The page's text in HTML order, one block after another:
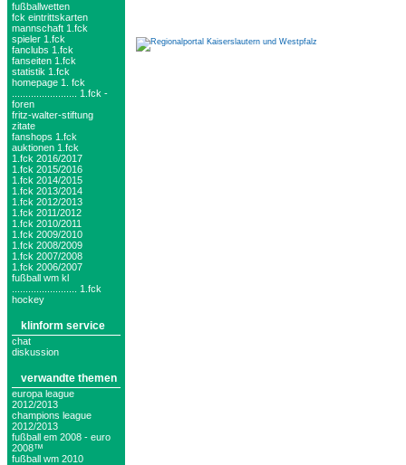
fußballwetten
fck eintrittskarten
mannschaft 1.fck
spieler 1.fck
fanclubs 1.fck
fanseiten 1.fck
statistik 1.fck
homepage 1. fck
........................ 1.fck -
foren
fritz-walter-stiftung
zitate
fanshops 1.fck
auktionen 1.fck
1.fck 2016/2017
1.fck 2015/2016
1.fck 2014/2015
1.fck 2013/2014
1.fck 2012/2013
1.fck 2011/2012
1.fck 2010/2011
1.fck 2009/2010
1.fck 2008/2009
1.fck 2007/2008
1.fck 2006/2007
fußball wm kl
........................ 1.fck
hockey
klinform service
chat
diskussion
verwandte themen
europa league
2012/2013
champions league
2012/2013
fußball em 2008 - euro
2008™
fußball wm 2010